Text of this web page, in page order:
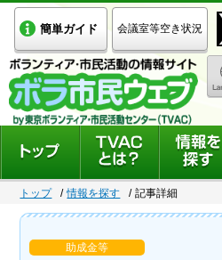
簡単ガイド 会議室等空き状況
トップ 情報を探す 記事詳細
助成金等